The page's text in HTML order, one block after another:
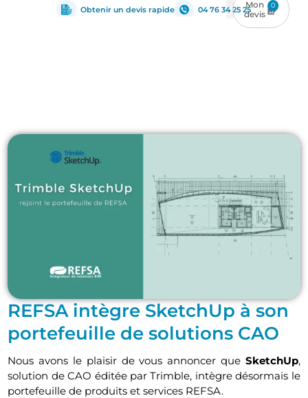
Obtenir un devis rapide 04 76 34 25 25 0
Architecture
REFSA intègre SketchUp à son
portefeuille de solutions CAO
Nous avons le plaisir de vous annoncer que SketchUp,
solution de CAO éditée par Trimble, intègre désormais le
portefeuille de produits et services REFSA.